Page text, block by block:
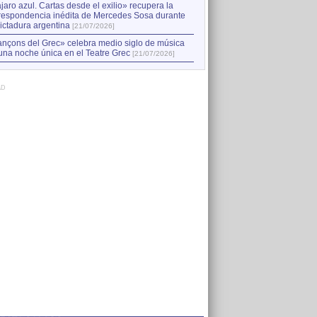
azul. Cartas desde el exilio» recupera la
inédita de Mercedes Sosa durante
argentina [21/07/2026]
del Grec» celebra medio siglo de música
noche única en el Teatre Grec [21/07/2026]